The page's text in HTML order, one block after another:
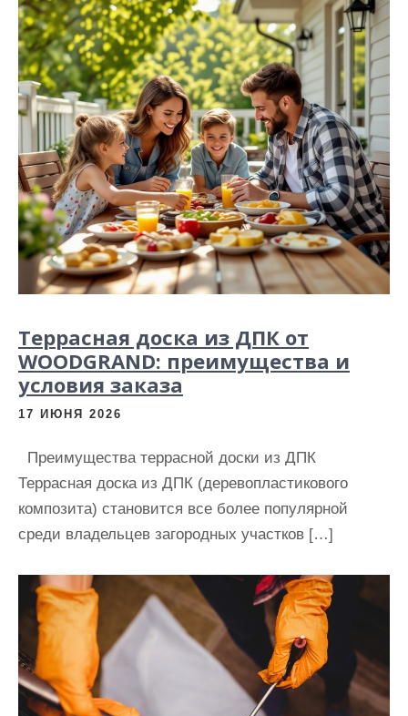
Террасная доска из ДПК от
WOODGRAND: преимущества и
условия заказа
17 ИЮНЯ 2026
Преимущества террасной доски из ДПК
Террасная доска из ДПК (деревопластикового
композита) становится все более популярной
среди владельцев загородных участков […]